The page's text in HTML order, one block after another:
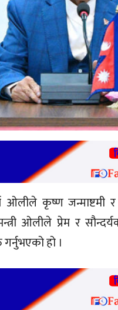
ओलीले कृष्ण
ओलीले प्रेम र
हो ।